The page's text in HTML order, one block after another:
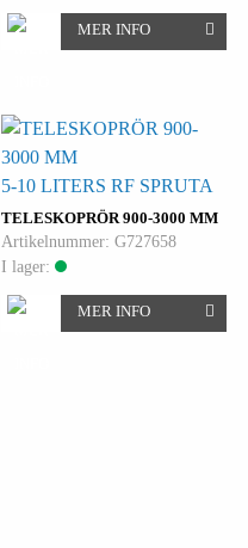
MER INFO
TELESKOPRÖR 900-3000 MM
5-10 LITERS RF SPRUTA
Artikelnummer: G727658
I lager:
MER INFO